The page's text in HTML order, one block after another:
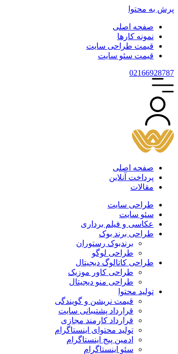
پرش به محتوا
صفحه اصلی
نمونه کارها
قیمت طراحی سایت
قیمت سئو سایت
02166928787
صفحه اصلی
پرداخت آنلاین
مقالات
طراحی سایت
سئو سایت
عکاسی و فیلم برداری
طراحی برند بوک
برندبوک رستوران
طراحی لوگو
طراحی کاتالوگ دیجیتال
طراحی کاور موزیک
طراحی منو دیجیتال
تولید محتوا
قیمت نریشن و گویندگی
قرارداد پشتیبانی سایت
قرارداد کارمند مجازی
تولید محتوای اینستاگرام
ادمین پیج اینستاگرام
سئو اینستاگرام